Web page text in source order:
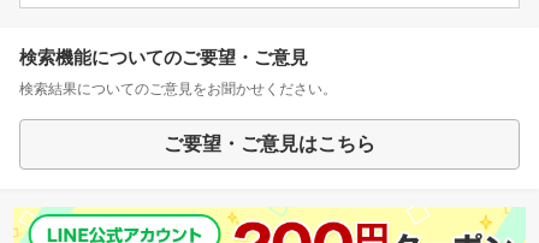
検索機能についてのご要望・ご意見
検索結果についてのご意見をお聞かせください。
ご要望・ご意見はこちら